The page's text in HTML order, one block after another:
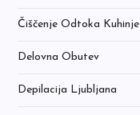
Čiščenje Odtoka Kuhinje
Delovna Obutev
Depilacija Ljubljana